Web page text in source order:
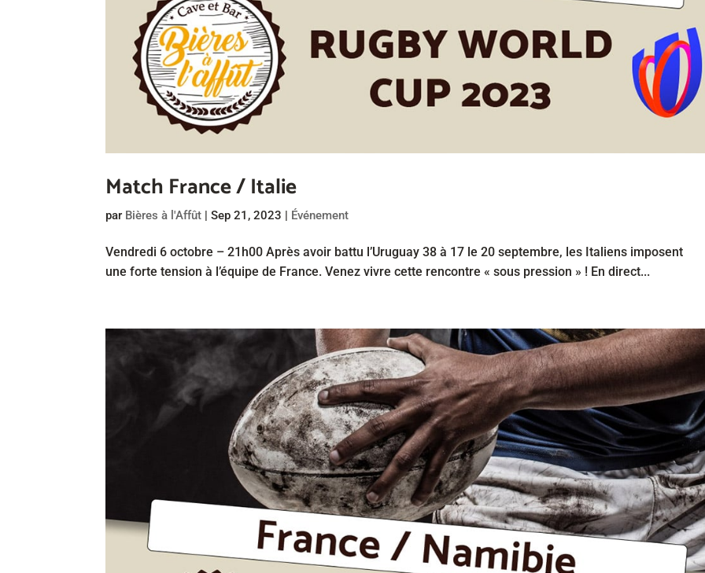
Match France / Italie
par Bières à l'Affût |Sep 21, 2023 | Événement
Vendredi 6 octobre – 21h00 Après avoir battu l’Uruguay 38 à 17 le 20 septembre, les Italiens imposent
une forte tension à l’équipe de France. Venez vivre cette rencontre « sous pression » ! En direct...